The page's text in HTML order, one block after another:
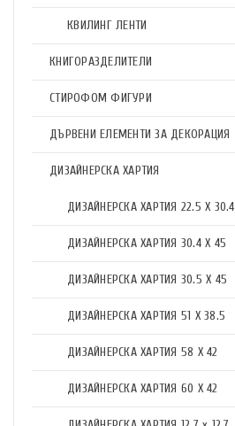
КВИЛИНГ ЛЕНТИ
КНИГОРАЗДЕЛИТЕЛИ
СТИРОФОМ ФИГУРИ
ДЪРВЕНИ ЕЛЕМЕНТИ ЗА ДЕКОРАЦИЯ
ДИЗАЙНЕРСКА ХАРТИЯ
ДИЗАЙНЕРСКА ХАРТИЯ 22.5 X 30.4
ДИЗАЙНЕРСКА ХАРТИЯ 30.4 X 45
ДИЗАЙНЕРСКА ХАРТИЯ 30.5 X 45
ДИЗАЙНЕРСКА ХАРТИЯ 51 X 38.5
ДИЗАЙНЕРСКА ХАРТИЯ 58 X 42
ДИЗАЙНЕРСКА ХАРТИЯ 60 X 42